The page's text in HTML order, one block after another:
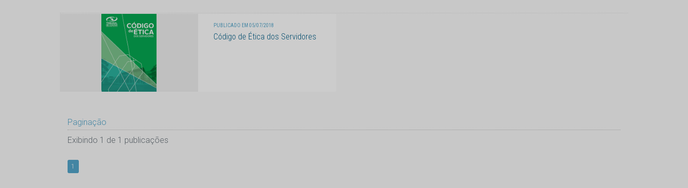
PUBLICADO EM 05/07/2018
Código de Ética dos Servidores
Paginação
Exibindo 1 de 1 publicações
1